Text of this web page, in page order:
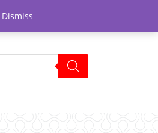
Dismiss